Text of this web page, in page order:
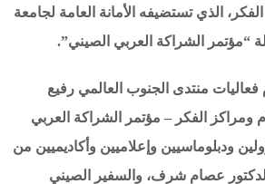
الذي تستضيفه الأمانة العامة لجامعة
“مؤتمر الشراكة العربي الصيني”.
فعاليات منتدى الجنوب العالمي رفيع
ومراكز الفكر – مؤتمر الشراكة العربي
ودبلوماسيين وإعلاميين وأكاديميين من
عصام شرف، والسفير الصيني